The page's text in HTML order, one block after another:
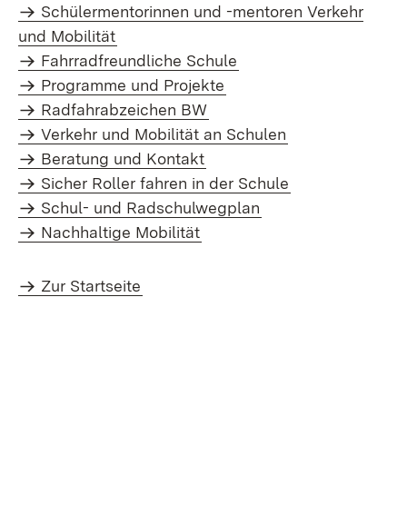
Schülermentorinnen und -mentoren Verkehr
und Mobilität
Fahrradfreundliche Schule
Programme und Projekte
Radfahrabzeichen BW
Verkehr und Mobilität an Schulen
Beratung und Kontakt
Sicher Roller fahren in der Schule
Schul- und Radschulwegplan
Nachhaltige Mobilität
Zur Startseite